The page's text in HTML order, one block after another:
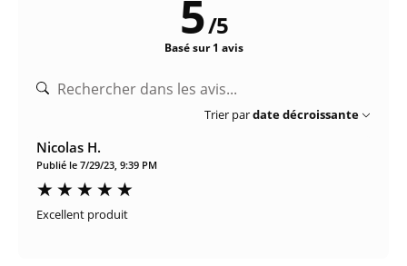
5/5
Basé sur 1 avis
Trier pardate décroissante
Nicolas H.
Publié le 7/29/23, 9:39 PM
Excellent produit